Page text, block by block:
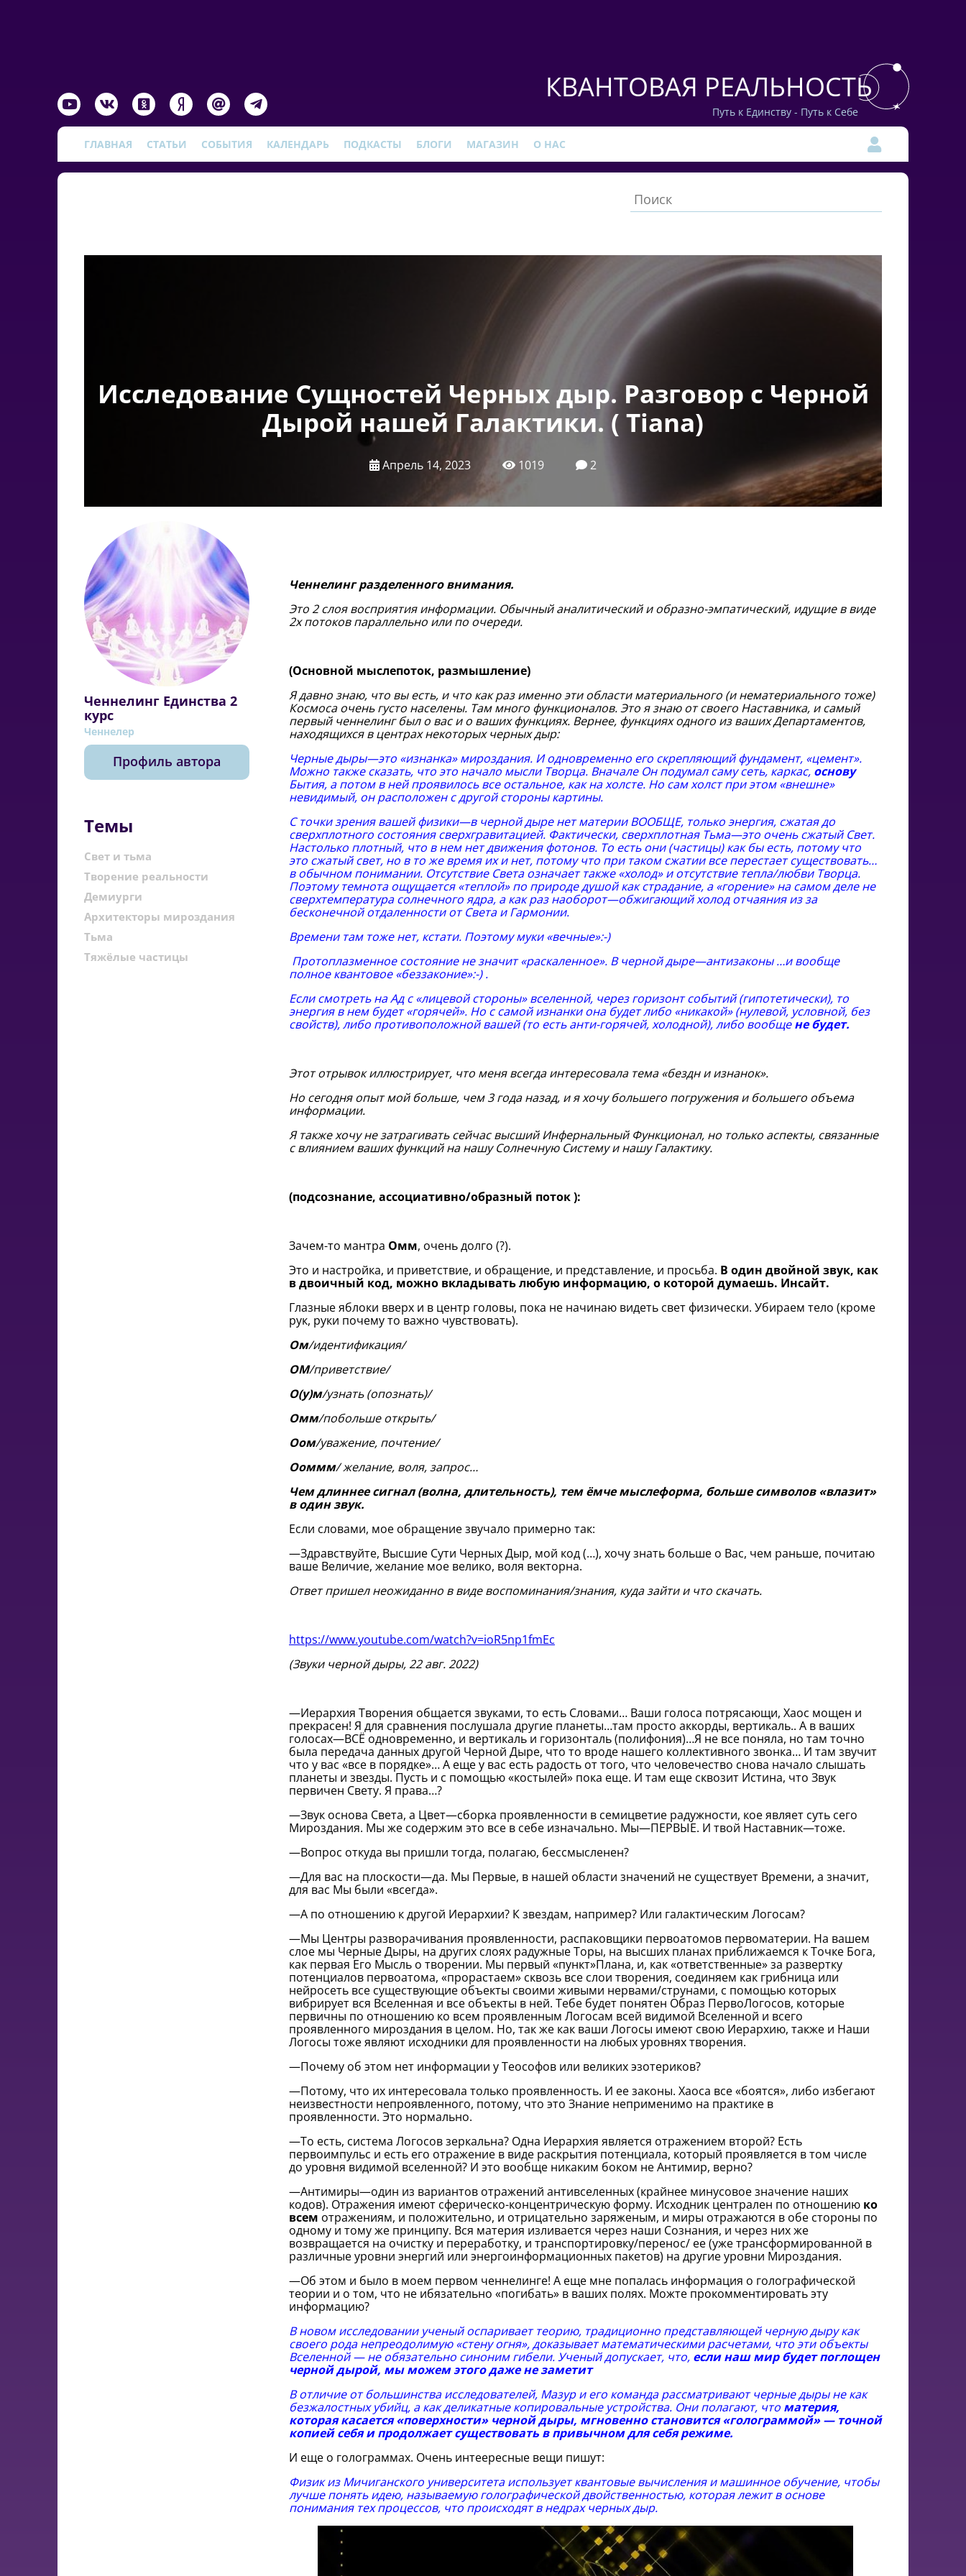
КВАНТОВАЯ РЕАЛЬНОСТЬ
Путь к Единству - Путь к Себе
ГЛАВНАЯ СТАТЬИ СОБЫТИЯ КАЛЕНДАРЬ ПОДКАСТЫ БЛОГИ МАГАЗИН О НАС
Исследование Сущностей Черных дыр. Разговор с Черной
Дырой нашей Галактики. ( Tiana)
Апрель 14, 2023 1019 2
Ченнелинг Единства 2
курс
Ченнелер
Профиль автора
Темы
Свет и тьма
Творение реальности
Демиурги
Архитекторы мироздания
Тьма
Тяжёлые частицы
Ченнелинг разделенного внимания.
Это 2 слоя восприятия информации. Обычный аналитический и образно-эмпатический, идущие в виде
2х потоков параллельно или по очереди.
(Основной мыслепоток, размышление)
Я давно знаю, что вы есть, и что как раз именно эти области материального (и нематериального тоже)
Космоса очень густо населены. Там много функционалов. Это я знаю от своего Наставника, и самый
первый ченнелинг был о вас и о ваших функциях. Вернее, функциях одного из ваших Департаментов,
находящихся в центрах некоторых черных дыр:
Черные дыры—это «изнанка» мироздания. И одновременно его скрепляющий фундамент, «цемент».
Можно также сказать, что это начало мысли Творца. Вначале Он подумал саму сеть, каркас, основу
Бытия, а потом в ней проявилось все остальное, как на холсте. Но сам холст при этом «внешне»
невидимый, он расположен с другой стороны картины.
С точки зрения вашей физики—в черной дыре нет материи ВООБЩЕ, только энергия, сжатая до
сверхплотного состояния сверхгравитацией. Фактически, сверхплотная Тьма—это очень сжатый Свет.
Настолько плотный, что в нем нет движения фотонов. То есть они (частицы) как бы есть, потому что
это сжатый свет, но в то же время их и нет, потому что при таком сжатии все перестает существовать…
в обычном понимании. Отсутствие Света означает также «холод» и отсутствие тепла/любви Творца.
Поэтому темнота ощущается «теплой» по природе душой как страдание, а «горение» на самом деле не
сверхтемпература солнечного ядра, а как раз наоборот—обжигающий холод отчаяния из за
бесконечной отдаленности от Света и Гармонии.
Времени там тоже нет, кстати. Поэтому муки «вечные»:-)
Протоплазменное состояние не значит «раскаленное». В черной дыре—антизаконы …и вообще
полное квантовое «беззаконие»:-) .
Если смотреть на Ад с «лицевой стороны» вселенной, через горизонт событий (гипотетически), то
энергия в нем будет «горячей». Но с самой изнанки она будет либо «никакой» (нулевой, условной, без
свойств), либо противоположной вашей (то есть анти-горячей, холодной), либо вообщене будет.
Этот отрывок иллюстрирует, что меня всегда интересовала тема «бездн и изнанок».
Но сегодня опыт мой больше, чем 3 года назад, и я хочу большего погружения и большего объема
информации.
Я также хочу не затрагивать сейчас высший Инфернальный Функционал, но только аспекты, связанные
с влиянием ваших функций на нашу Солнечную Систему и нашу Галактику.
(подсознание, ассоциативно/образный поток ):
Зачем-то мантра Омм, очень долго (?).
Это и настройка, и приветствие, и обращение, и представление, и просьба. В один двойной звук, как
в двоичный код, можно вкладывать любую информацию, о которой думаешь. Инсайт.
Глазные яблоки вверх и в центр головы, пока не начинаю видеть свет физически. Убираем тело (кроме
рук, руки почему то важно чувствовать).
Ом/идентификация/
ОМ/приветствие/
О(у)м/узнать (опознать)/
Омм/побольше открыть/
Оом/уважение, почтение/
Ооммм/ желание, воля, запрос…
Чем длиннее сигнал (волна, длительность), тем ёмче мыслеформа, больше символов «влазит»
в один звук.
Если словами, мое обращение звучало примерно так:
—Здравствуйте, Высшие Сути Черных Дыр, мой код (…), хочу знать больше о Вас, чем раньше, почитаю
ваше Величие, желание мое велико, воля векторна.
Ответ пришел неожиданно в виде воспоминания/знания, куда зайти и что скачать.
https://www.youtube.com/watch?v=ioR5np1fmEc
(Звуки черной дыры, 22 авг. 2022)
—Иерархия Творения общается звуками, то есть Словами… Ваши голоса потрясающи, Хаос мощен и
прекрасен! Я для сравнения послушала другие планеты…там просто аккорды, вертикаль.. А в ваших
голосах—ВСЁ одновременно, и вертикаль и горизонталь (полифония)…Я не все поняла, но там точно
была передача данных другой Черной Дыре, что то вроде нашего коллективного звонка… И там звучит
что у вас «все в порядке»… А еще у вас есть радость от того, что человечество снова начало слышать
планеты и звезды. Пусть и с помощью «костылей» пока еще. И там еще сквозит Истина, что Звук
первичен Свету. Я права…?
—Звук основа Света, а Цвет—сборка проявленности в семицветие радужности, кое являет суть сего
Мироздания. Мы же содержим это все в себе изначально. Мы—ПЕРВЫЕ. И твой Наставник—тоже.
—Вопрос откуда вы пришли тогда, полагаю, бессмысленен?
—Для вас на плоскости—да. Мы Первые, в нашей области значений не существует Времени, а значит,
для вас Мы были «всегда».
—А по отношению к другой Иерархии? К звездам, например? Или галактическим Логосам?
—Мы Центры разворачивания проявленности, распаковщики первоатомов первоматерии. На вашем
слое мы Черные Дыры, на других слоях радужные Торы, на высших планах приближаемся к Точке Бога,
как первая Его Мысль о творении. Мы первый «пункт»Плана, и, как «ответственные» за развертку
потенциалов первоатома, «прорастаем» сквозь все слои творения, соединяем как грибница или
нейросеть все существующие объекты своими живыми нервами/струнами, с помощью которых
вибрирует вся Вселенная и все объекты в ней. Тебе будет понятен Образ ПервоЛогосов, которые
первичны по отношению ко всем проявленным Логосам всей видимой Вселенной и всего
проявленного мироздания в целом. Но, так же как ваши Логосы имеют свою Иерархию, также и Наши
Логосы тоже являют исходники для проявленности на любых уровнях творения.
—Почему об этом нет информации у Теософов или великих эзотериков?
—Потому, что их интересовала только проявленность. И ее законы. Хаоса все «боятся», либо избегают
неизвестности непроявленного, потому, что это Знание неприменимо на практике в
проявленности. Это нормально.
—То есть, система Логосов зеркальна? Одна Иерархия является отражением второй? Есть
первоимпульс и есть его отражение в виде раскрытия потенциала, который проявляется в том числе
до уровня видимой вселенной? И это вообще никаким боком не Антимир, верно?
—Антимиры—один из вариантов отражений антивселенных (крайнее минусовое значение наших
кодов). Отражения имеют сферическо-концентрическую форму. Исходник централен по отношению ко
всем отражениям, и положительно, и отрицательно заряженым, и миры отражаются в обе стороны по
одному и тому же принципу. Вся материя изливается через наши Сознания, и через них же
возвращается на очистку и переработку, и транспортировку/перенос/ ее (уже трансформированной в
различные уровни энергий или энергоинформационных пакетов) на другие уровни Мироздания.
—Об этом и было в моем первом ченнелинге! А еще мне попалась информация о голографической
теории и о том, что не ибязательно «погибать» в ваших полях. Можте прокомментировать эту
информацию?
В новом исследовании ученый оспаривает теорию, традиционно представляющей черную дыру как
своего рода непреодолимую «стену огня», доказывает математическими расчетами, что эти объекты
Вселенной — не обязательно синоним гибели. Ученый допускает, что, если наш мир будет поглощен
черной дырой, мы можем этого даже не заметит
В отличие от большинства исследователей, Мазур и его команда рассматривают черные дыры не как
безжалостных убийц, а как деликатные копировальные устройства. Они полагают, что материя,
которая касается «поверхности» черной дыры, мгновенно становится «голограммой» — точной
копией себя и продолжает существовать в привычном для себя режиме.
И еще о голограммах. Очень интеересные вещи пишут:
Физик из Мичиганского университета использует квантовые вычисления и машинное обучение, чтобы
лучше понять идею, называемую голографической двойственностью, которая лежит в основе
понимания тех процессов, что происходят в недрах черных дыр.